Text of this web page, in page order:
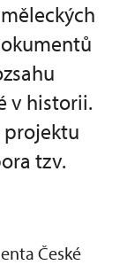
v historii.
tzv.
České